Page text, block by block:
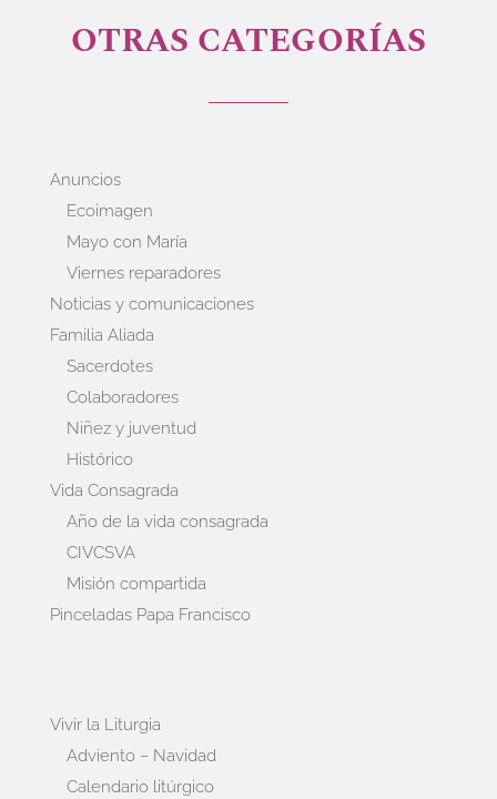
OTRAS CATEGORÍAS
Anuncios
Ecoimagen
Mayo con María
Viernes reparadores
Noticias y comunicaciones
Familia Aliada
Sacerdotes
Colaboradores
Niñez y juventud
Histórico
Vida Consagrada
Año de la vida consagrada
CIVCSVA
Misión compartida
Pinceladas Papa Francisco
Vivir la Liturgia
Adviento – Navidad
Calendario litúrgico